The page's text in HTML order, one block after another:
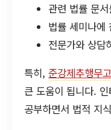
관련 법률 문
법률 세미나에
전문가와 상담
특히, 준강제추행무고
큰 도움이 됩니다.
공부하면서 법적 지